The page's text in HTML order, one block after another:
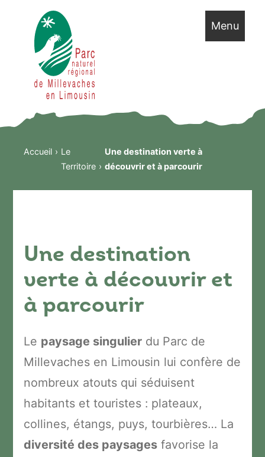
Menu
Accueil
Le
Territoire
Une destination verte à
découvrir et à parcourir
Une destination
verte à découvrir et
à parcourir
Le paysage singulier du Parc de
Millevaches en Limousin lui confère de
nombreux atouts qui séduisent
habitants et touristes : plateaux,
collines, étangs, puys, tourbières… La
diversité des paysages favorise la